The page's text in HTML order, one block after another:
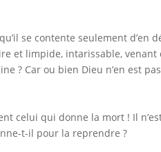
se contente seulement d’en
et limpide, intarissable, venant
? Car ou bien Dieu n’en est
celui qui donne la mort ! Il
t-il pour la reprendre ?